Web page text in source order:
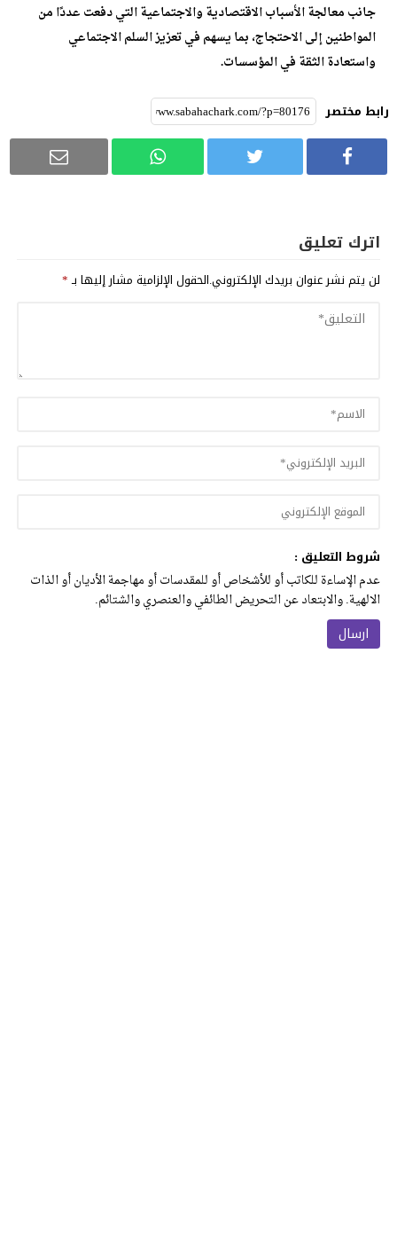
جانب معالجة الأسباب الاقتصادية والاجتماعية التي دفعت عددًا من
المواطنين إلى الاحتجاج، بما يسهم في تعزيز السلم الاجتماعي
واستعادة الثقة في المؤسسات.
رابط مختصر
اترك تعليق
لن يتم نشر عنوان بريدك الإلكتروني.الحقول الإلزامية مشار إليها بـ*
شروط التعليق :
عدم الإساءة للكاتب أو للأشخاص أو للمقدسات أو مهاجمة الأديان أو الذات
الالهية. والابتعاد عن التحريض الطائفي والعنصري والشتائم.